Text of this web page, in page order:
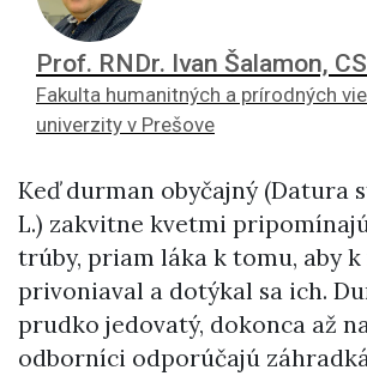
Prof. RNDr. Ivan Šalamon,
Fakulta humanitných a prírodných
univerzity v Prešove
Keď durman obyčajný (Datura
L.) zakvitne kvetmi
trúby, priam láka k tomu, aby
privoniaval a dotýkal sa ich.
prudko jedovatý, dokonca až
odborníci odporúčajú